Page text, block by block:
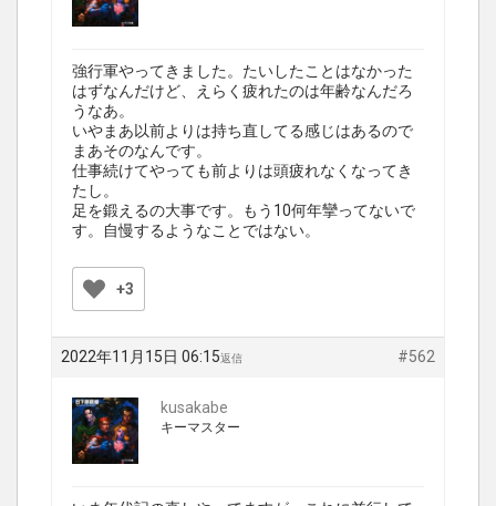
強行軍やってきました。たいしたことはなかった
はずなんだけど、えらく疲れたのは年齢なんだろ
うなあ。
いやまあ以前よりは持ち直してる感じはあるので
まあそのなんです。
仕事続けてやっても前よりは頭疲れなくなってき
たし。
足を鍛えるの大事です。もう10何年攣ってないで
す。自慢するようなことではない。
+3
2022年11月15日 06:15 #562
返信
kusakabe
キーマスター